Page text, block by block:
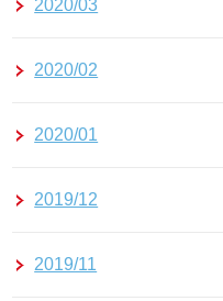
2020/03
2020/02
2020/01
2019/12
2019/11